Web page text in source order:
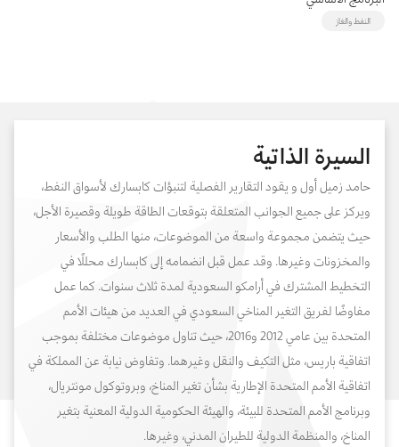
النفط والغاز
السيرة الذاتية
حامد زميل أول و يقود التقارير الفصلية لتنبؤات كابسارك لأسواق النفط،
ويركز على جميع الجوانب المتعلقة بتوقعات الطاقة طويلة وقصيرة الأجل،
حيث يتضمن مجموعة واسعة من الموضوعات، منها الطلب والأسعار
والمخزونات وغيرها. وقد عمل قبل انضمامه إلى كابسارك محللًا في
التخطيط المشترك في أرامكو السعودية لمدة ثلاث سنوات. كما عمل
مفاوضًا لفريق التغير المناخي السعودي في العديد من هيئات الأمم
المتحدة بين عامي 2012 و2016، حيث تناول موضوعات مختلفة بموجب
اتفاقية باريس، مثل التكيف والنقل وغيرهما. وتفاوض نيابة عن المملكة في
اتفاقية الأمم المتحدة الإطارية بشأن تغير المناخ، وبروتوكول مونتريال،
وبرنامج الأمم المتحدة للبيئة، والهيئة الحكومية الدولية المعنية بتغير
المناخ، والمنظمة الدولية للطيران المدني، وغيرها.